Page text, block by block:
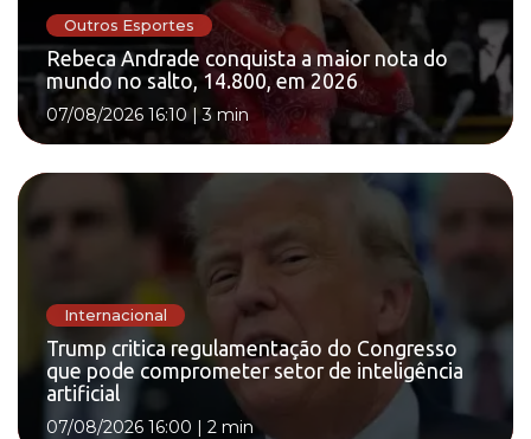
Outros Esportes
Rebeca Andrade conquista a maior nota do
mundo no salto, 14.800, em 2026
07/08/2026 16:10|3 min
Internacional
Trump critica regulamentação do Congresso
que pode comprometer setor de inteligência
artificial
07/08/2026 16:00 | 2 min